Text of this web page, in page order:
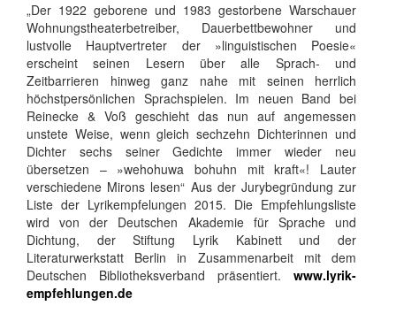
„Der 1922 geborene und 1983 gestorbene Warschauer
Wohnungstheaterbetreiber, Dauerbettbewohner und
lustvolle Hauptvertreter der »linguistischen Poesie«
erscheint seinen Lesern über alle Sprach- und
Zeitbarrieren hinweg ganz nahe mit seinen herrlich
höchstpersönlichen Sprachspielen. Im neuen Band bei
Reinecke & Voß geschieht das nun auf angemessen
unstete Weise, wenn gleich sechzehn Dichterinnen und
Dichter sechs seiner Gedichte immer wieder neu
übersetzen – »wehohuwa­ bohuhn mit kraft«! Lauter
verschiedene Mirons lesen“ Aus der Jurybegründung zur
Liste der Lyrikempfelungen 2015. Die Empfehlungsliste
wird von der Deutschen Akademie für Sprache und
Dichtung, der Stiftung Lyrik Kabinett und der
Literaturwerkstatt Berlin in Zusammenarbeit mit dem
Deutschen Bibliotheksverband präsentiert. www.lyrik-
empfehlungen.de